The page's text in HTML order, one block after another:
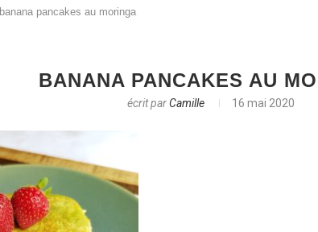
banana pancakes au moringa
BANANA PANCAKES AU
écrit parCamille 16 mai 2020